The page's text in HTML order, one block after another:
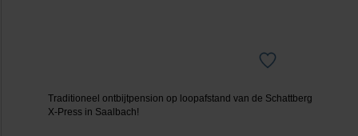
Traditioneel ontbijtpension op loopafstand van de Schattberg
X-Press in Saalbach!